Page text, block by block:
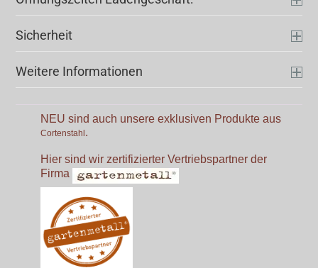
Sicherheit
Weitere Informationen
NEU sind auch unsere exklusiven Produkte aus
Cortenstahl.
Hier sind wir zertifizierter Vertriebspartner der
Firma